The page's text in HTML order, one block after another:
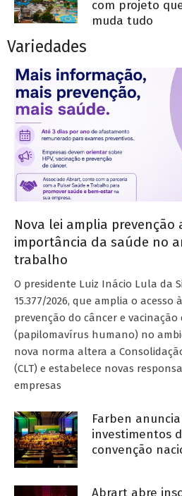
com projeto
muda tudo
Variedades
Nova lei amplia prevenção
importância da saúde no
trabalho
O presidente Luiz Inácio Lula da
15.377/2026, que amplia o acesso
prevenção do câncer e vacinação
(papilomavírus humano) no
nova norma altera a
(CLT) e estabelece novas
empresas
Farben
investimentos
convenção